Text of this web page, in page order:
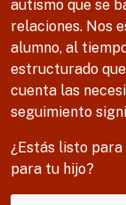
autismo que se
relaciones. Nos
alumno, al
estructurado
cuenta las
seguimiento
¿Estás listo para
para tu hijo?